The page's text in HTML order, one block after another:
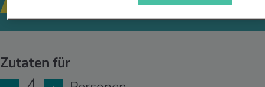
BEILAGE
Zutaten für